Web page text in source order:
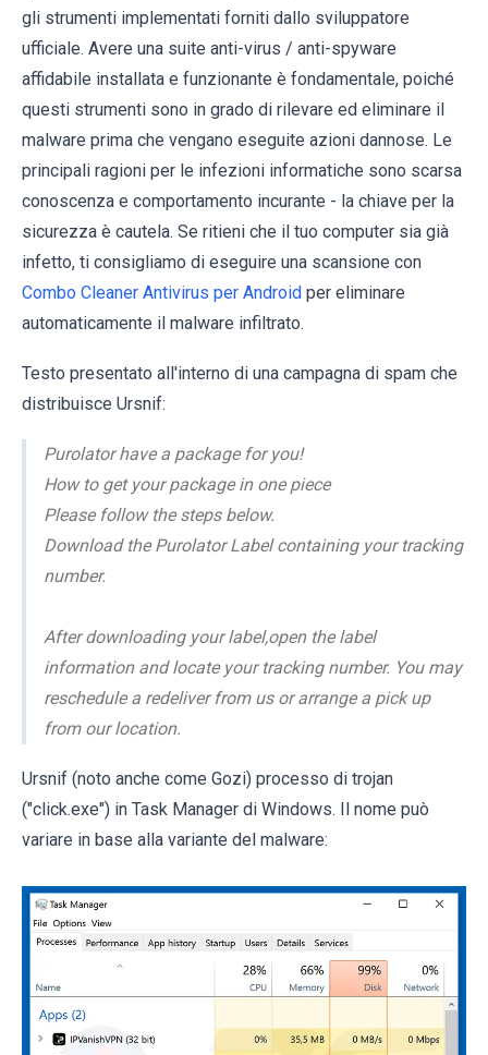
gli strumenti implementati forniti dallo sviluppatore
ufficiale. Avere una suite anti-virus / anti-spyware
affidabile installata e funzionante è fondamentale, poiché
questi strumenti sono in grado di rilevare ed eliminare il
malware prima che vengano eseguite azioni dannose. Le
principali ragioni per le infezioni informatiche sono scarsa
conoscenza e comportamento incurante - la chiave per la
sicurezza è cautela. Se ritieni che il tuo computer sia già
infetto, ti consigliamo di eseguire una scansione con
Combo Cleaner Antivirus per Android per eliminare
automaticamente il malware infiltrato.
Testo presentato all'interno di una campagna di spam che
distribuisce Ursnif:
Purolator have a package for you!
How to get your package in one piece
Please follow the steps below.
Download the Purolator Label containing your tracking
number.
After downloading your label,open the label
information and locate your tracking number. You may
reschedule a redeliver from us or arrange a pick up
from our location.
Ursnif (noto anche come Gozi) processo di trojan
("click.exe") in Task Manager di Windows. Il nome può
variare in base alla variante del malware: